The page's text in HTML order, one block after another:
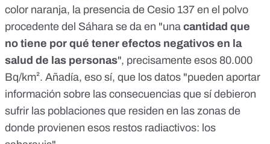
color naranja, la presencia de Cesio 137 en el polvo
procedente del Sáhara se da en "una cantidad que
no tiene por qué tener efectos negativos en la
salud de las personas", precisamente esos 80.000
Bq/km². Añadía, eso sí, que los datos "pueden aportar
información sobre las consecuencias que sí debieron
sufrir las poblaciones que residen en las zonas de
donde provienen esos restos radiactivos: los